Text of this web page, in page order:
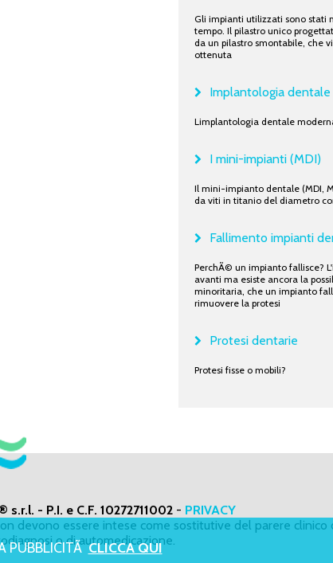
Gli impianti utilizzati sono stati
tempo. Il pilastro unico
da un pilastro smontabile, che
ottenuta
Implantologia
Limplantologia dentale
I mini-impianti (MDI)
Il mini-impianto dentale (MDI,
da viti in titanio del diametro
Fallimento impianti
PerchÃ© un impianto fallisce?
avanti ma esiste ancora la
minoritaria, che un impianto
rimuovere la protesi
Protesi dentarie
Protesi fisse o mobili?
- P.I. e C.F. 10272711002- PRIVACY
devono essere intese come sostitutive del parere
o di automedicazione.
PUBBLICITÃCLICCA QUI